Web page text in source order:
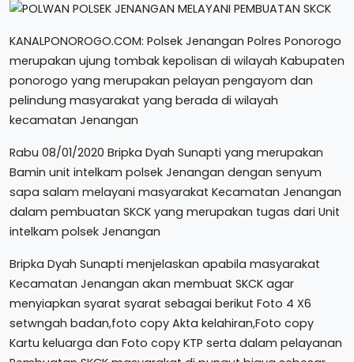
KANALPONOROGO.COM: Polsek Jenangan Polres Ponorogo
merupakan ujung tombak kepolisan di wilayah Kabupaten
ponorogo yang merupakan pelayan pengayom dan
pelindung masyarakat yang berada di wilayah
kecamatan Jenangan
Rabu 08/01/2020 Bripka Dyah Sunapti yang merupakan
Bamin unit intelkam polsek Jenangan dengan senyum
sapa salam melayani masyarakat Kecamatan Jenangan
dalam pembuatan SKCK yang merupakan tugas dari Unit
intelkam polsek Jenangan
Bripka Dyah Sunapti menjelaskan apabila masyarakat
Kecamatan Jenangan akan membuat SKCK agar
menyiapkan syarat syarat sebagai berikut Foto 4 X6
setwngah badan,foto copy Akta kelahiran,Foto copy
Kartu keluarga dan Foto copy KTP serta dalam pelayanan